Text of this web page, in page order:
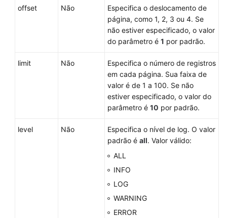
instâncias
offset Não
Especifica o deslocamento de
página, como 1, 2, 3 ou 4. Se
não estiver especificado, o valor
do parâmetro é 1 por padrão.
limit Não
Especifica o número de registros
em cada página. Sua faixa de
valor é de 1 a 100. Se não
estiver especificado, o valor do
parâmetro é 10 por padrão.
level Não
Especifica o nível de log. O valor
padrão é all. Valor válido:
ALL
INFO
LOG
WARNING
ERROR